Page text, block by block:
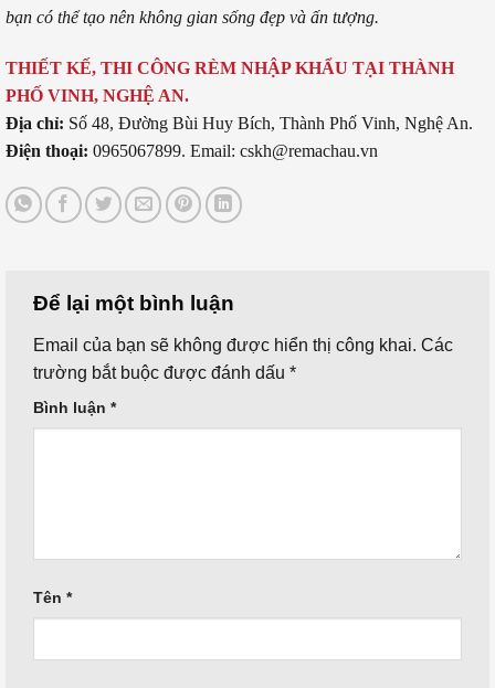
bạn có thể tạo nên không gian sống đẹp và ấn tượng.
THIẾT KẾ, THI CÔNG RÈM NHẬP KHẨU TẠI THÀNH
PHỐ VINH, NGHỆ AN.
Địa chỉ: Số 48, Đường Bùi Huy Bích, Thành Phố Vinh, Nghệ An.
Điện thoại: 0965067899. Email: cskh@remachau.vn
Để lại một bình luận
Email của bạn sẽ không được hiển thị công khai. Các
trường bắt buộc được đánh dấu *
Bình luận *
Tên *